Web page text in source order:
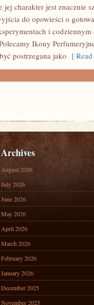
jej charakter jest znacznie
do opowieści o
i
Ikony
postrzegana jako [
Archives
August 2026
July 2026
June 2026
May 2026
April 2026
March 2026
February 2026
January 2026
December 2025
November 2025